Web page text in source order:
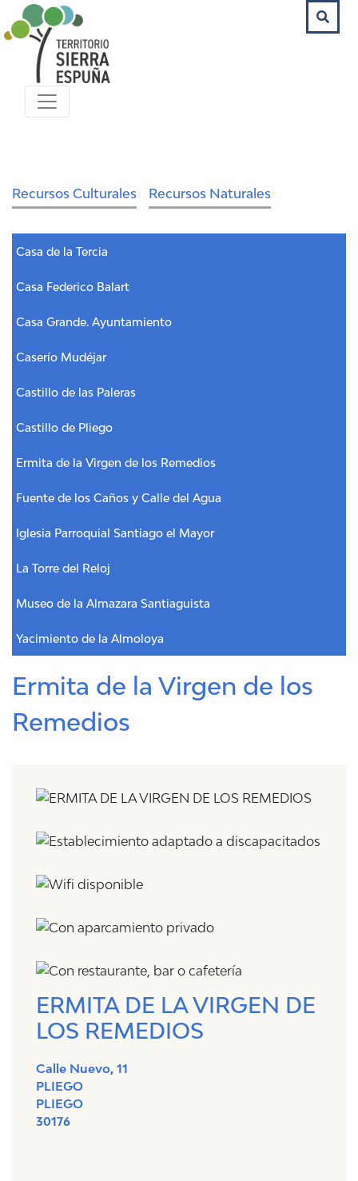
Recursos Culturales Recursos Naturales
Casa de la Tercia
Casa Federico Balart
Casa Grande. Ayuntamiento
Caserío Mudéjar
Castillo de las Paleras
Castillo de Pliego
Ermita de la Virgen de los Remedios
Fuente de los Caños y Calle del Agua
Iglesia Parroquial Santiago el Mayor
La Torre del Reloj
Museo de la Almazara Santiaguista
Yacimiento de la Almoloya
Ermita de la Virgen de los
Remedios
ERMITA DE LA VIRGEN DE
LOS REMEDIOS
Calle Nuevo, 11
PLIEGO
PLIEGO
30176